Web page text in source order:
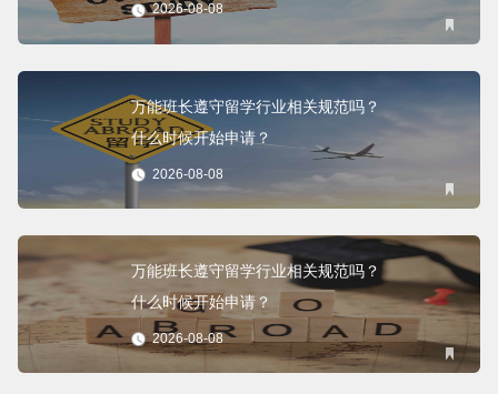
2026-08-08
万能班长遵守留学行业相关规范吗？
什么时候开始申请？
2026-08-08
万能班长遵守留学行业相关规范吗？
什么时候开始申请？
2026-08-08